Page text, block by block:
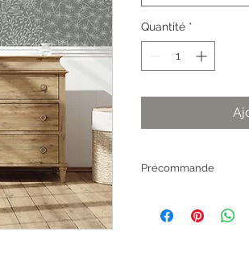
Quantité *
Précommande
fabriqué à la